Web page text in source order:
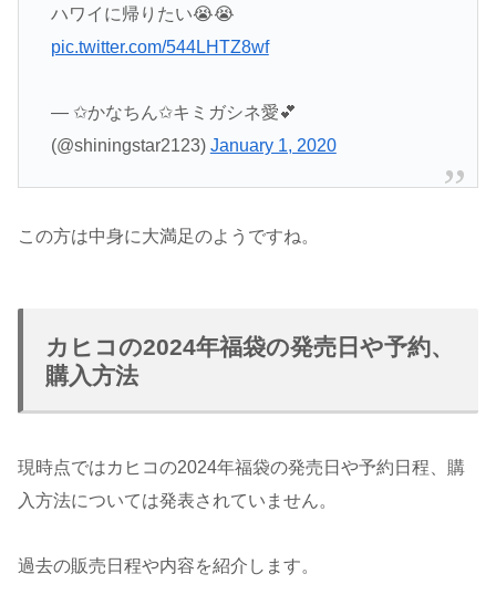
ハワイに帰りたい😭😭
pic.twitter.com/544LHTZ8wf
— ✩かなちん✩キミガシネ愛💕
(@shiningstar2123) January 1, 2020
この方は中身に大満足のようですね。
カヒコの2024年福袋の発売日や予約、
購入方法
現時点ではカヒコの2024年福袋の発売日や予約日程、購
入方法については発表されていません。
過去の販売日程や内容を紹介します。